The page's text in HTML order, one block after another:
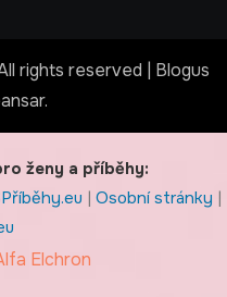
rights reserved
Blogus
.
ženy a příběhy:
| Osobní stránky |